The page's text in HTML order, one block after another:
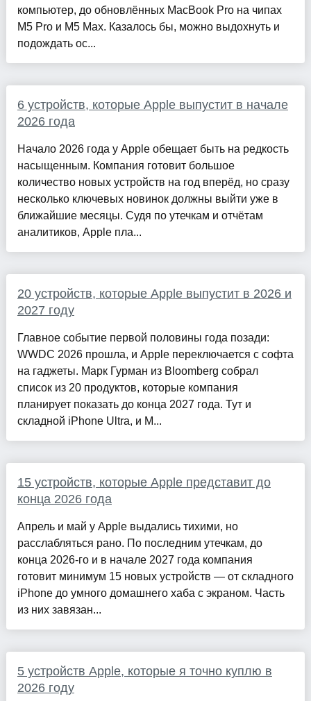
компьютер, до обновлённых MacBook Pro на чипах
M5 Pro и M5 Max. Казалось бы, можно выдохнуть и
подождать ос...
6 устройств, которые Apple выпустит в начале
2026 года
Начало 2026 года у Apple обещает быть на редкость
насыщенным. Компания готовит большое
количество новых устройств на год вперёд, но сразу
несколько ключевых новинок должны выйти уже в
ближайшие месяцы. Судя по утечкам и отчётам
аналитиков, Apple пла...
20 устройств, которые Apple выпустит в 2026 и
2027 году
Главное событие первой половины года позади:
WWDC 2026 прошла, и Apple переключается с софта
на гаджеты. Марк Гурман из Bloomberg собрал
список из 20 продуктов, которые компания
планирует показать до конца 2027 года. Тут и
складной iPhone Ultra, и M...
15 устройств, которые Apple представит до
конца 2026 года
Апрель и май у Apple выдались тихими, но
расслабляться рано. По последним утечкам, до
конца 2026-го и в начале 2027 года компания
готовит минимум 15 новых устройств — от складного
iPhone до умного домашнего хаба с экраном. Часть
из них завязан...
5 устройств Apple, которые я точно куплю в
2026 году